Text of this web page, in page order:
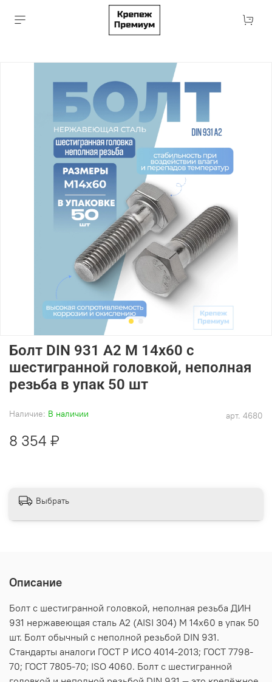
арт. 4680
Наличие: В наличии
Болт DIN 931 А2 M 14х60 с
шестигранной головкой, неполная
резьба в упак 50 шт
8 354 ₽
Выбрать
Описание
Болт с шестигранной головкой, неполная резьба ДИН
931 нержавеющая сталь А2 (AISI 304) M 14х60 в упак 50
шт. Болт обычный с неполной резьбой DIN 931.
Стандарты аналоги ГОСТ Р ИСО 4014-2013; ГОСТ 7798-
70; ГОСТ 7805-70; ISO 4060. Болт с шестигранной